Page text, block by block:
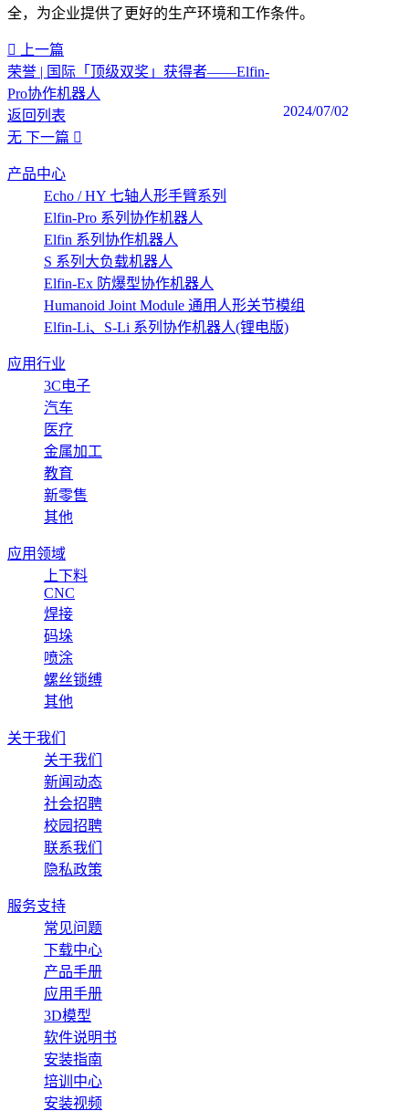
全，为企业提供了更好的生产环境和工作条件。
上一篇
荣誉 | 国际「顶级双奖」获得者——Elfin-
Pro协作机器人
2024/07/02
返回列表
无 下一篇
产品中心
Echo / HY 七轴人形手臂系列
Elfin-Pro 系列协作机器人
Elfin 系列协作机器人
S 系列大负载机器人
Elfin-Ex 防爆型协作机器人
Humanoid Joint Module 通用人形关节模组
Elfin-Li、S-Li 系列协作机器人(锂电版)
应用行业
3C电子
汽车
医疗
金属加工
教育
新零售
其他
应用领域
上下料
CNC
焊接
码垛
喷涂
螺丝锁缚
其他
关于我们
关于我们
新闻动态
社会招聘
校园招聘
联系我们
隐私政策
服务支持
常见问题
下载中心
产品手册
应用手册
3D模型
软件说明书
安装指南
培训中心
安装视频